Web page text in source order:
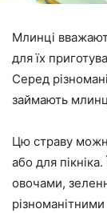
Млинці
для їх
Серед
займають
Цю страву
або для
овочами,